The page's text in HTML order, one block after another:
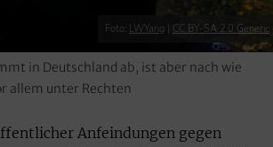
Foto: LWYang CC BY-SA 2.0 Generic
in Deutschland ab, ist aber nach wie
allem unter Rechten
Anfeindungen gegen